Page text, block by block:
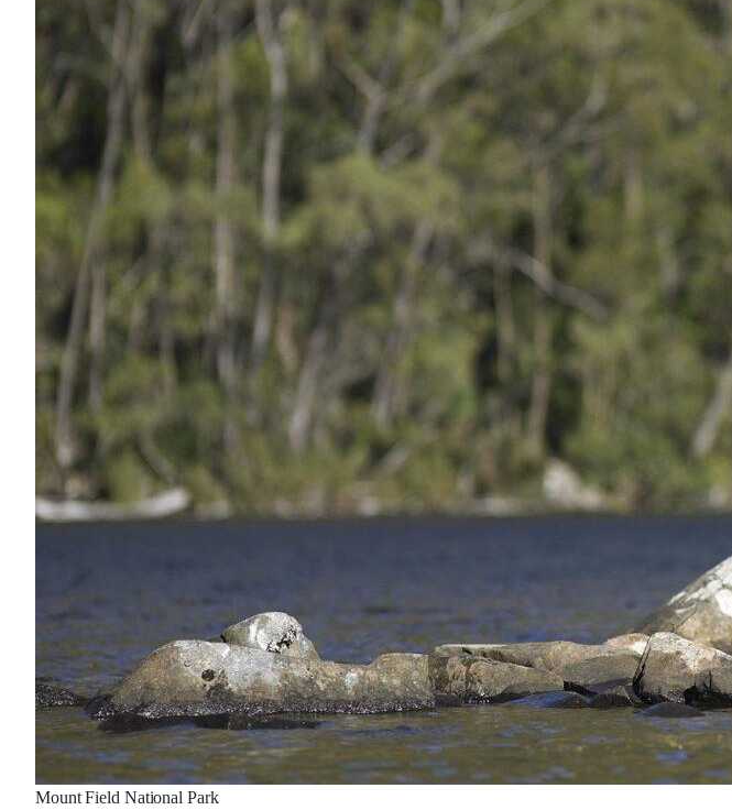
Mount Field National Park